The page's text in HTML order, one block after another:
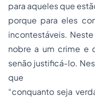
para aqueles que
porque para eles
incontestáveis.
nobre a um crime e
senão justificá-lo.
que
“conquanto seja